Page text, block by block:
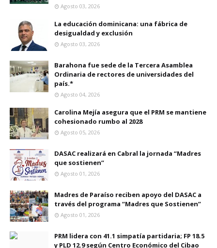
Agosto 03, 2026
La educación dominicana: una fábrica de
desigualdad y exclusión
Agosto 03, 2026
Barahona fue sede de la Tercera Asamblea
Ordinaria de rectores de universidades del
país.*
Agosto 04, 2026
Carolina Mejía asegura que el PRM se mantiene
cohesionado rumbo al 2028
Agosto 05, 2026
DASAC realizará en Cabral la jornada “Madres
que sostienen”
Agosto 01, 2026
Madres de Paraíso reciben apoyo del DASAC a
través del programa “Madres que Sostienen”
Agosto 01, 2026
PRM lidera con 41.1 simpatía partidaria; FP 18.5
y PLD 12.9 según Centro Económico del Cibao